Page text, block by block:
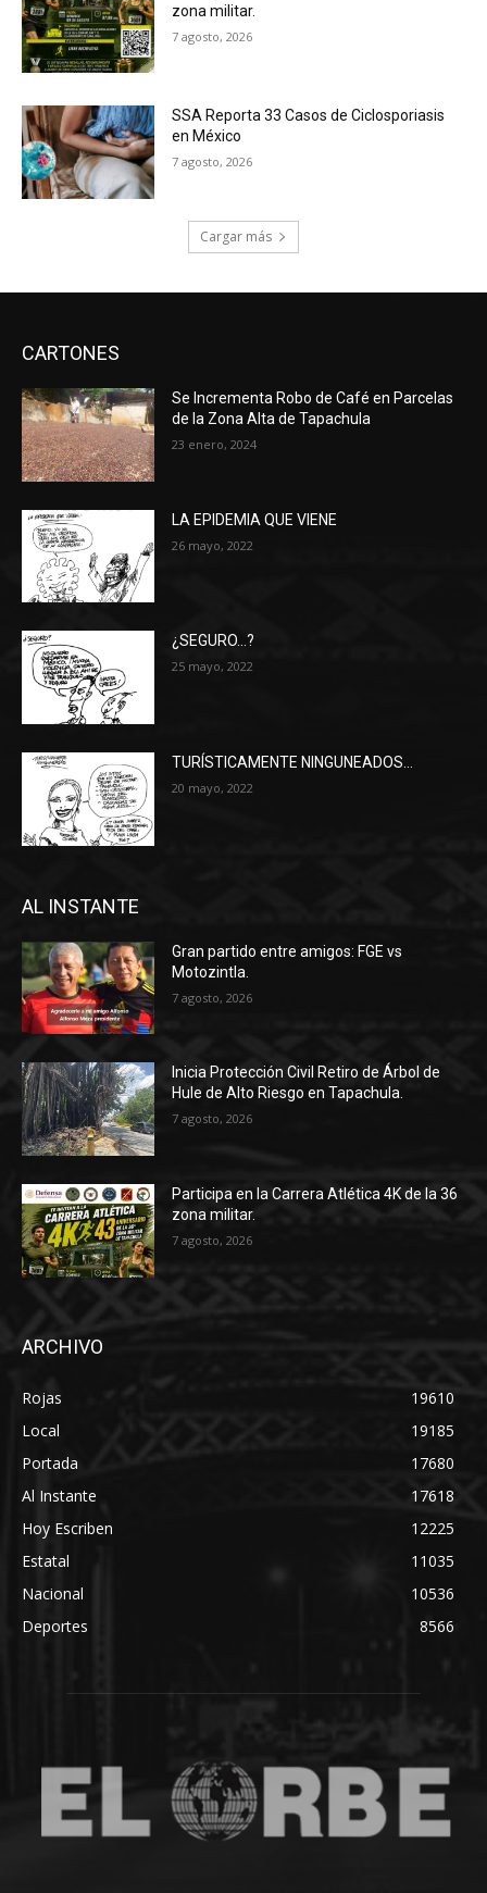
zona militar.
7 agosto, 2026
SSA Reporta 33 Casos de Ciclosporiasis
en México
7 agosto, 2026
Cargar más
CARTONES
Se Incrementa Robo de Café en Parcelas
de la Zona Alta de Tapachula
23 enero, 2024
LA EPIDEMIA QUE VIENE
26 mayo, 2022
¿SEGURO…?
25 mayo, 2022
TURÍSTICAMENTE NINGUNEADOS…
20 mayo, 2022
AL INSTANTE
Gran partido entre amigos: FGE vs
Motozintla.
7 agosto, 2026
Inicia Protección Civil Retiro de Árbol de
Hule de Alto Riesgo en Tapachula.
7 agosto, 2026
Participa en la Carrera Atlética 4K de la 36
zona militar.
7 agosto, 2026
ARCHIVO
Rojas
19610
Local
19185
Portada
17680
Al Instante
17618
Hoy Escriben
12225
Estatal
11035
Nacional
10536
Deportes
8566